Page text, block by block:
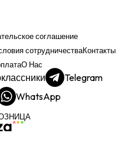
соглашение
сотрудничестваКонтакты
О Нас
Telegram
WhatsApp